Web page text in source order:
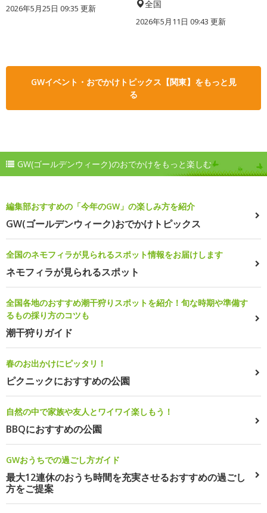
2026年5月25日 09:35 更新 全国
2026年5月11日 09:43 更新
GWイベント・おでかけトピックス【関東】をもっと見
る
GW(ゴールデンウィーク)のおでかけをもっと楽しむ
編集部おすすめの「今年のGW」の楽しみ方を紹介
GW(ゴールデンウィーク)おでかけトピックス
全国のネモフィラが見られるスポット情報をお届けします
ネモフィラが見られるスポット
全国各地のおすすめ潮干狩りスポットを紹介！旬な時期や準備す
るもの採り方のコツも
潮干狩りガイド
春のお出かけにピッタリ！
ピクニックにおすすめの公園
自然の中で家族や友人とワイワイ楽しもう！
BBQにおすすめの公園
GWおうちでの過ごし方ガイド
最大12連休のおうち時間を充実させるおすすめの過ごし
方をご提案